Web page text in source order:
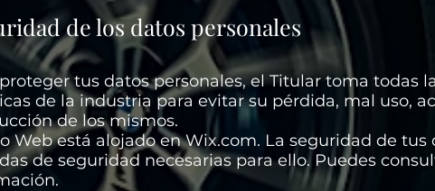
de los datos personales
tus datos personales, el Titular toma todas
de la industria para evitar su pérdida, mal uso,
de los mismos.
Web está alojado en Wix.com. La seguridad de
de seguridad necesarias para ello. Puedes